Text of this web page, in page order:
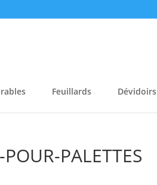
Feuillards Dévidoirs
PALETTES